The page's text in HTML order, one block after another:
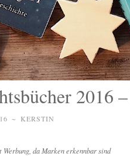
2016
~ KERSTIN
da Marken erkennbar sind